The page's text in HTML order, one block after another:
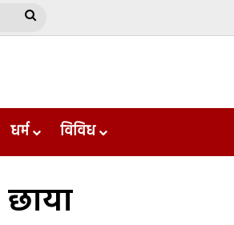
Search
धर्म विविध